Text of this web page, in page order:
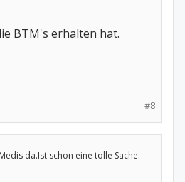
BTM's erhalten hat.
#8
da.Ist schon eine tolle Sache.